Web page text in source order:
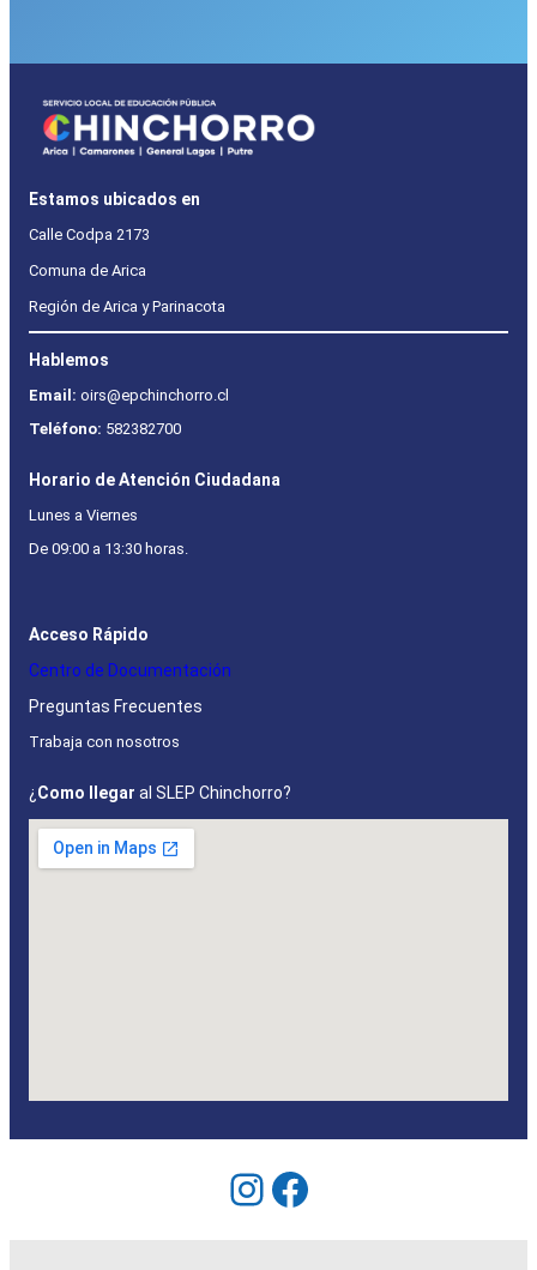
Estamos ubicados en
Calle Codpa 2173
Comuna de Arica
Región de Arica y Parinacota
Hablemos
Email: oirs@epchinchorro.cl
Teléfono: 582382700
Horario de Atención Ciudadana
Lunes a Viernes
De 09:00 a 13:30 horas.
Acceso Rápido
Centro de Documentación
Preguntas Frecuentes
Trabaja con nosotros
¿ Como llegar al SLEP Chinchorro?
Instagram
Facebook